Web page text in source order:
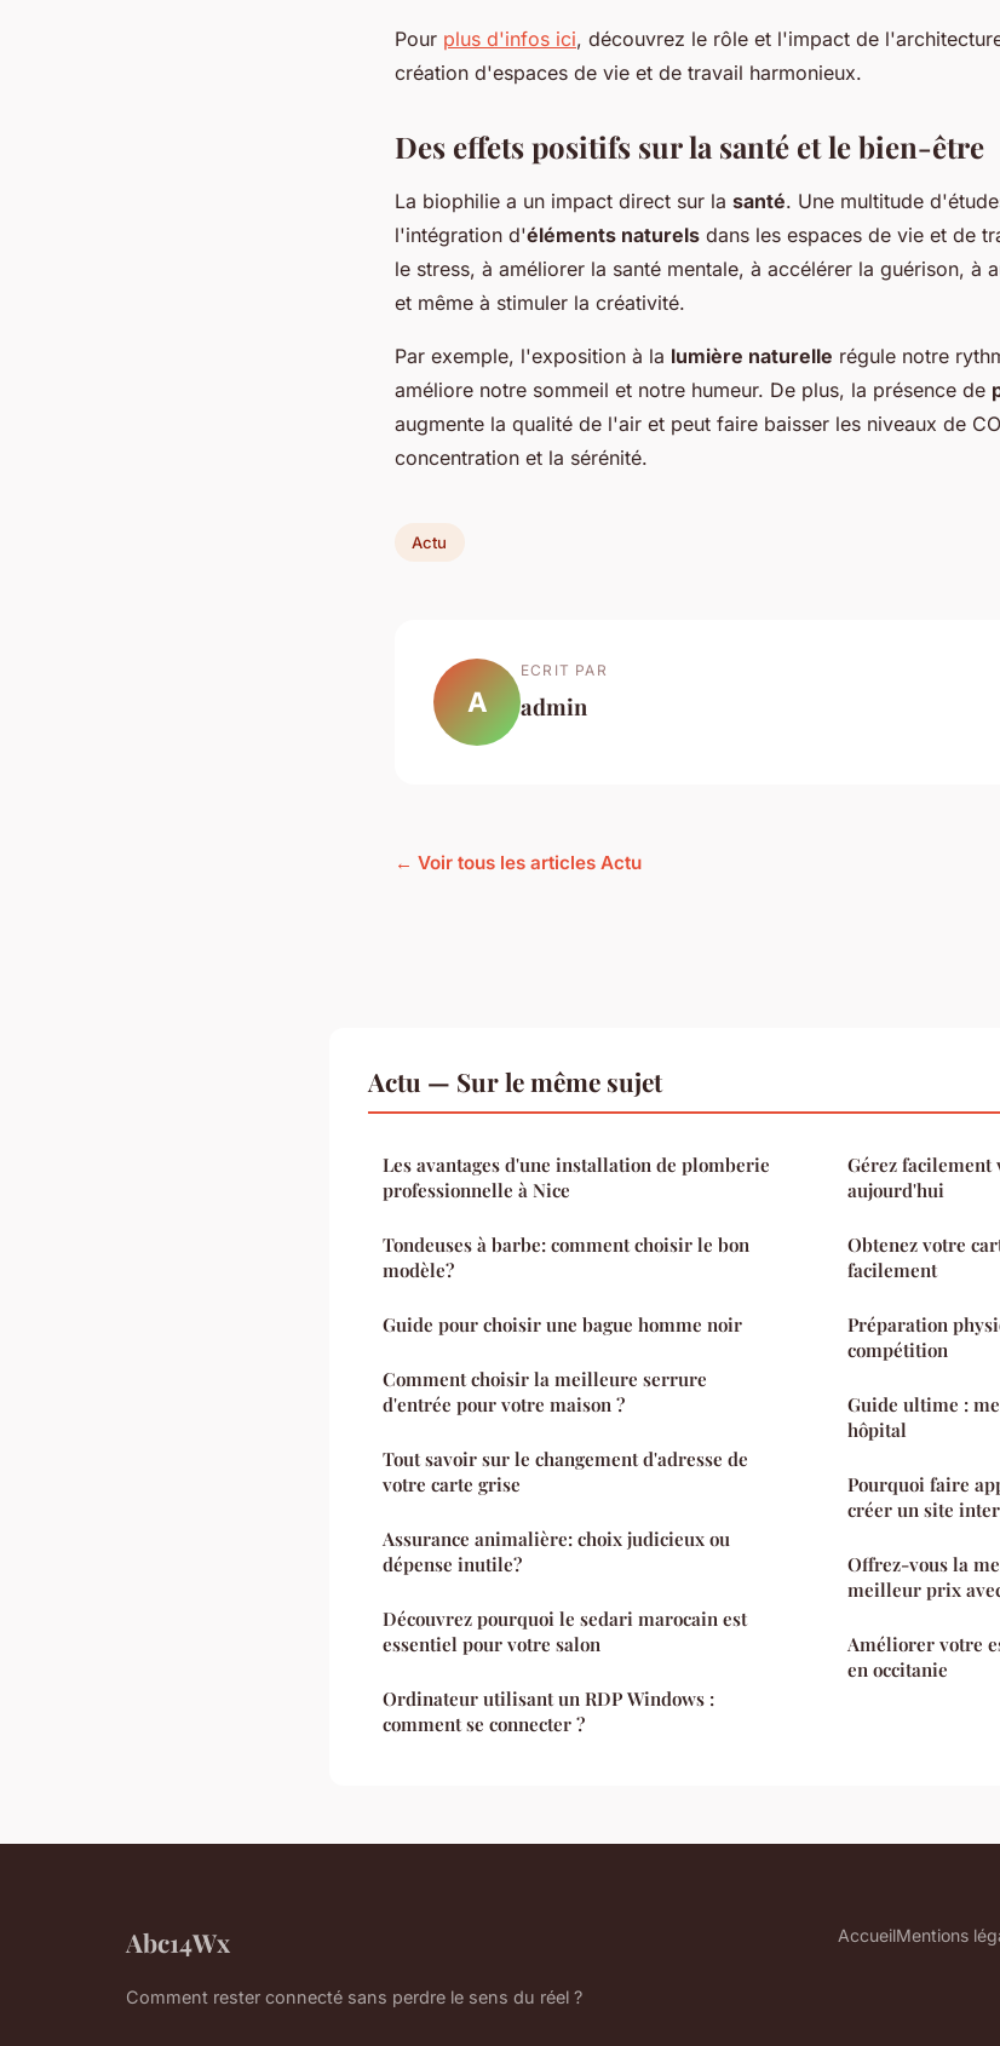
Pour plus d'infos ici, découvrez le rôle et l'impact de
création d'espaces de vie et de travail harmonieux.
Des effets positifs sur la santé et le bien-être
La biophilie a un impact direct sur la santé. Une multitude
l'intégration d'éléments naturels dans les espaces de vie et de
le stress, à améliorer la santé mentale, à accélérer la guérison, à
et même à stimuler la créativité.
Par exemple, l'exposition à la lumière naturelle régule notre
améliore notre sommeil et notre humeur. De plus, la présence de
augmente la qualité de l'air et peut faire baisser les niveaux de
concentration et la sérénité.
Actu
A
ECRIT PAR
admin
← Voir tous les articles Actu
Actu — Sur le même sujet
Les avantages d'une installation de plomberie
professionnelle à Nice
Tondeuses à barbe: comment choisir le bon
modèle?
Guide pour choisir une bague homme noir
Comment choisir la meilleure serrure
d'entrée pour votre maison ?
Tout savoir sur le changement d'adresse de
votre carte grise
Assurance animalière: choix judicieux ou
dépense inutile?
Découvrez pourquoi le sedari marocain est
essentiel pour votre salon
Ordinateur utilisant un RDP Windows :
comment se connecter ?
Gérez facilement
aujourd'hui
Obtenez votre
facilement
Préparation
compétition
Guide ultime :
hôpital
Pourquoi faire
créer un site
Offrez-vous la
meilleur prix
Améliorer votre
en occitanie
Abc14Wx
Comment rester connecté sans perdre le sens du réel ?
AccueilMentions